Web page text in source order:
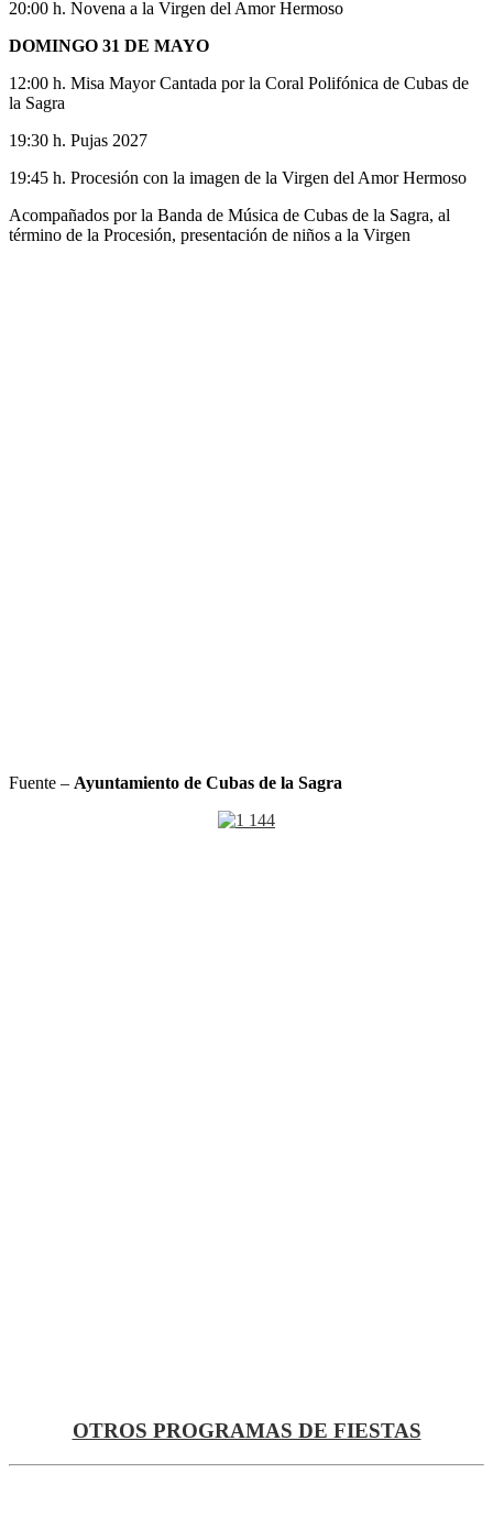
20:00 h. Novena a la Virgen del Amor Hermoso
DOMINGO 31 DE MAYO
12:00 h. Misa Mayor Cantada por la Coral Polifónica de Cubas de
la Sagra
19:30 h. Pujas 2027
19:45 h. Procesión con la imagen de la Virgen del Amor Hermoso
Acompañados por la Banda de Música de Cubas de la Sagra, al
término de la Procesión, presentación de niños a la Virgen
Fuente – Ayuntamiento de Cubas de la Sagra
OTROS PROGRAMAS DE FIESTAS